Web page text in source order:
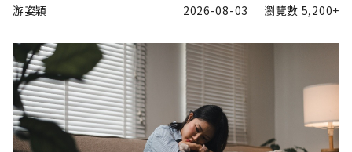
游姿穎 2026-08-03 瀏覽數 5,200+